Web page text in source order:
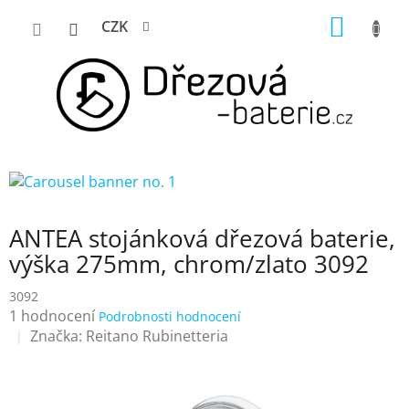
CZK
ANTEA stojánková dřezová baterie,
výška 275mm, chrom/zlato 3092
3092
Průměrné
hodnocení
1 hodnocení Podrobnosti hodnocení
Značka: Reitano Rubinetteria